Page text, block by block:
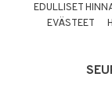
EDULLISET
EVÄSTEET